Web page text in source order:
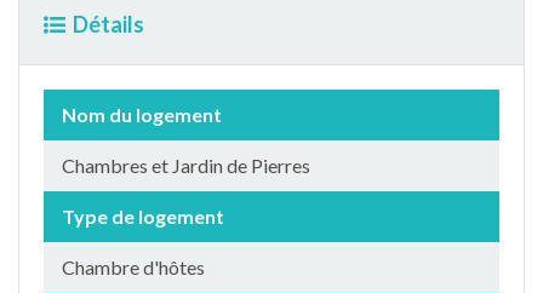
Détails
Nom du logement
Chambres et Jardin de Pierres
Type de logement
Chambre d'hôtes